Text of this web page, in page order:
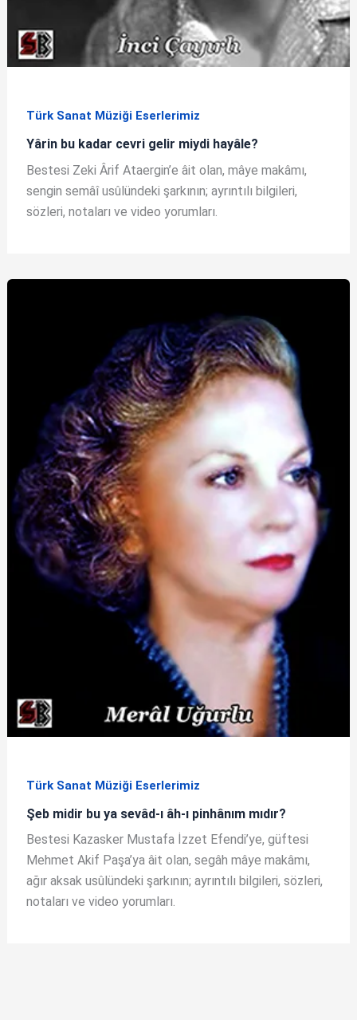
Türk Sanat Müziği Eserlerimiz
Yârin bu kadar cevri gelir miydi hayâle?
Bestesi Zeki Ârif Ataergin’e âit olan, mâye makâmı,
sengin semâî usûlündeki şarkının; ayrıntılı bilgileri,
sözleri, notaları ve video yorumları.
Türk Sanat Müziği Eserlerimiz
Şeb midir bu ya sevâd-ı âh-ı pinhânım mıdır?
Bestesi Kazasker Mustafa İzzet Efendi’ye, güftesi
Mehmet Akif Paşa’ya âit olan, segâh mâye makâmı,
ağır aksak usûlündeki şarkının; ayrıntılı bilgileri, sözleri,
notaları ve video yorumları.